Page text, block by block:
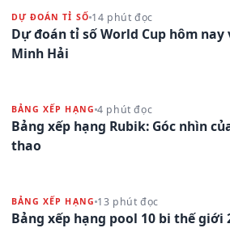
DỰ ĐOÁN TỈ SỐ 14 phút đọc
Dự đoán tỉ số World Cup hôm nay
Minh Hải
BẢNG XẾP HẠNG 4 phút đọc
Bảng xếp hạng Rubik: Góc nhìn
thao
BẢNG XẾP HẠNG 13 phút đọc
Bảng xếp hạng pool 10 bi thế giới